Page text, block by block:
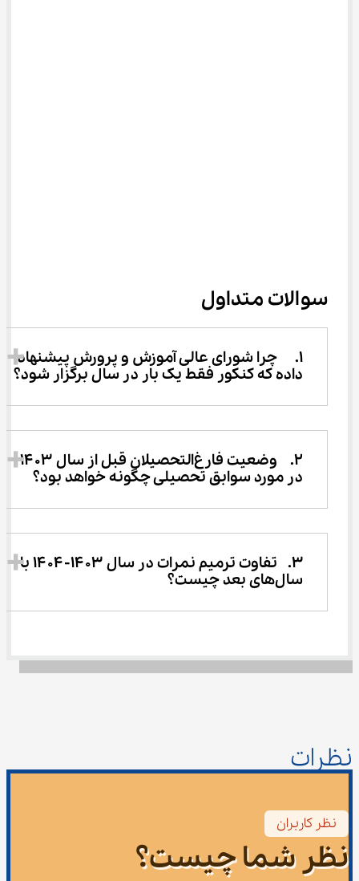
سوالات متداول
1.	چرا شورای عالی آموزش و پرورش پیشنهاد
داده که کنکور فقط یک بار در سال برگزار شود؟
2.	وضعیت فارغ‌التحصیلان قبل از سال ۱۴۰۳
در مورد سوابق تحصیلی چگونه خواهد بود؟
3.	تفاوت ترمیم نمرات در سال ۱۴۰۳-۱۴۰۴ با
سال‌های بعد چیست؟
نظرات
نظر کاربران
نظر شما چیست؟